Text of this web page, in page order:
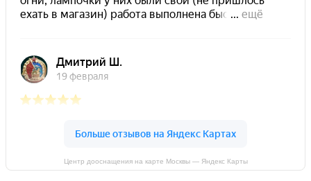
Центр дооснащения на карте Москвы — Яндекс Карты